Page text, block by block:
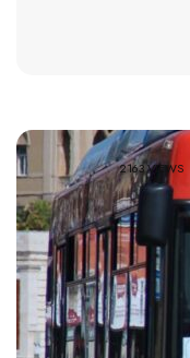
2163 VIEWS